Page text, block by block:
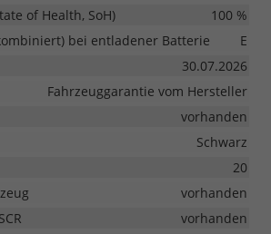
of Health, SoH)
100 %
bei entladener Batterie
E
30.07.2026
Fahrzeuggarantie vom Hersteller
vorhanden
Schwarz
20
vorhanden
vorhanden